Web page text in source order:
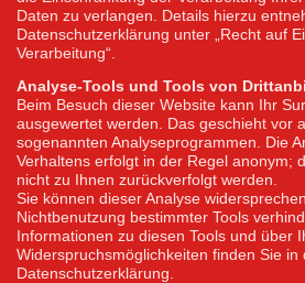
Daten zu verlangen. Details hierzu
Datenschutzerklärung unter „Recht auf
Verarbeitung“.
Analyse-Tools und Tools von
Beim Besuch dieser Website kann Ihr
ausgewertet werden. Das geschieht vor
sogenannten Analyseprogrammen. Die
Verhaltens erfolgt in der Regel anonym;
nicht zu Ihnen zurückverfolgt werden.
Sie können dieser Analyse
Nichtbenutzung bestimmter Tools
Informationen zu diesen Tools und über
Widerspruchsmöglichkeiten finden Sie in
Datenschutzerklärung.